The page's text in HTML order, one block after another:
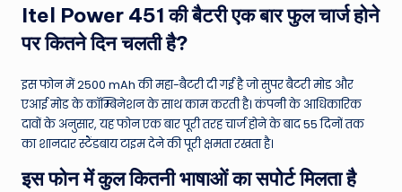
Itel Power 451 की बैटरी एक बार फुल चार्ज होने
पर कितने दिन चलती है?
इस फोन में 2500 mAh की महा-बैटरी दी गई है जो सुपर बैटरी मोड और
एआई मोड के कॉम्बिनेशन के साथ काम करती है। कंपनी के आधिकारिक
दावों के अनुसार, यह फोन एक बार पूरी तरह चार्ज होने के बाद 55 दिनों तक
का शानदार स्टैंडबाय टाइम देने की पूरी क्षमता रखता है।
इस फोन में कुल कितनी भाषाओं का सपोर्ट मिलता है